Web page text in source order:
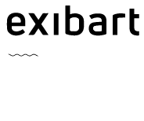
exibart.ar